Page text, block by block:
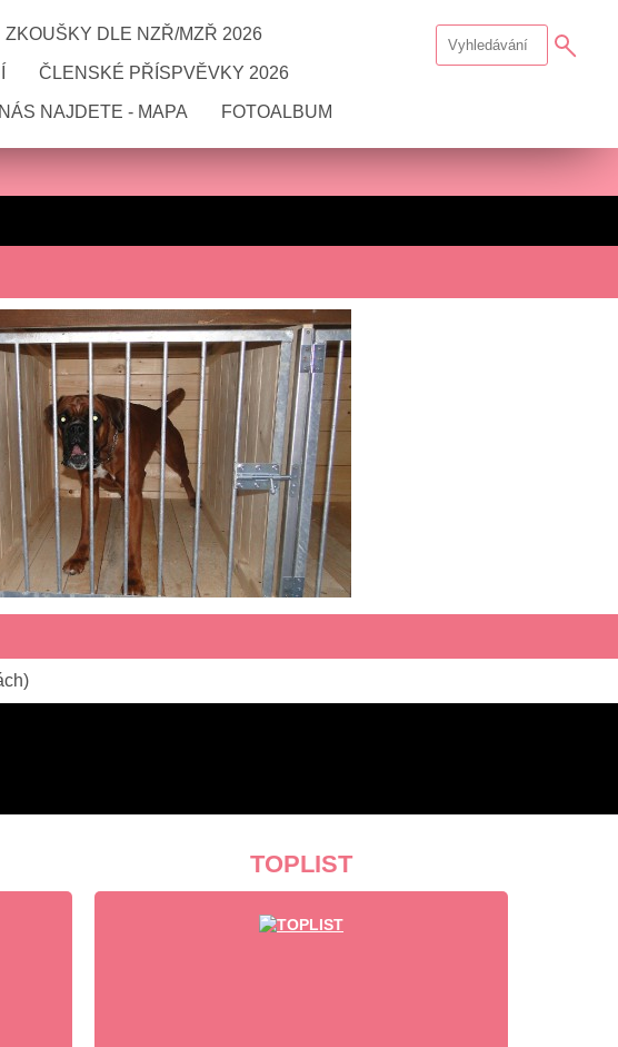
ZKOUŠKY DLE NZŘ/MZŘ 2026
ČLENSKÉ PŘÍSPVĚVKY 2026
NAJDETE - MAPA FOTOALBUM
TOPLIST